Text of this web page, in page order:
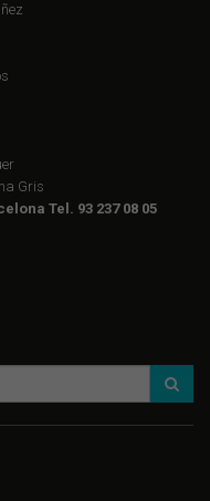
Gris
Tel. 93 237 08 05